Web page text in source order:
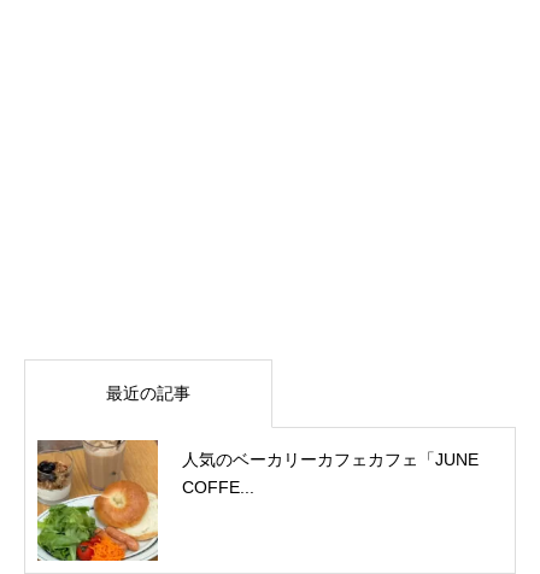
最近の記事
人気のベーカリーカフェカフェ「JUNE
COFFE...